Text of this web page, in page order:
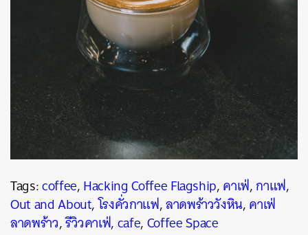
Tags:coffee,Hacking Coffee Flagship,คาเฟ่,กาแฟ,
Out and About,โรงคั่วกาแฟ,ลาดพร้าววังหิน,คาเฟ่
ลาดพร้าว,รีวิวคาเฟ่,cafe,Coffee Space